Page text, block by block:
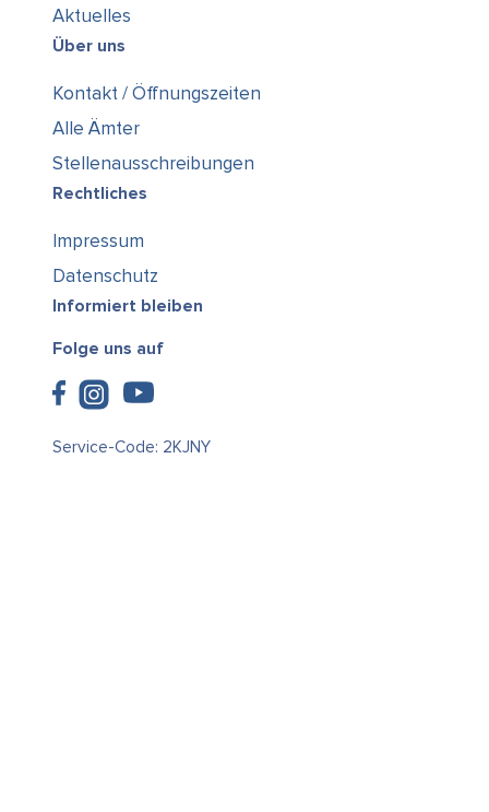
Aktuelles
Über uns
Kontakt / Öffnungszeiten
Alle Ämter
Stellenausschreibungen
Rechtliches
Impressum
Datenschutz
Informiert bleiben
Folge uns auf
Service-Code: 2KJNY